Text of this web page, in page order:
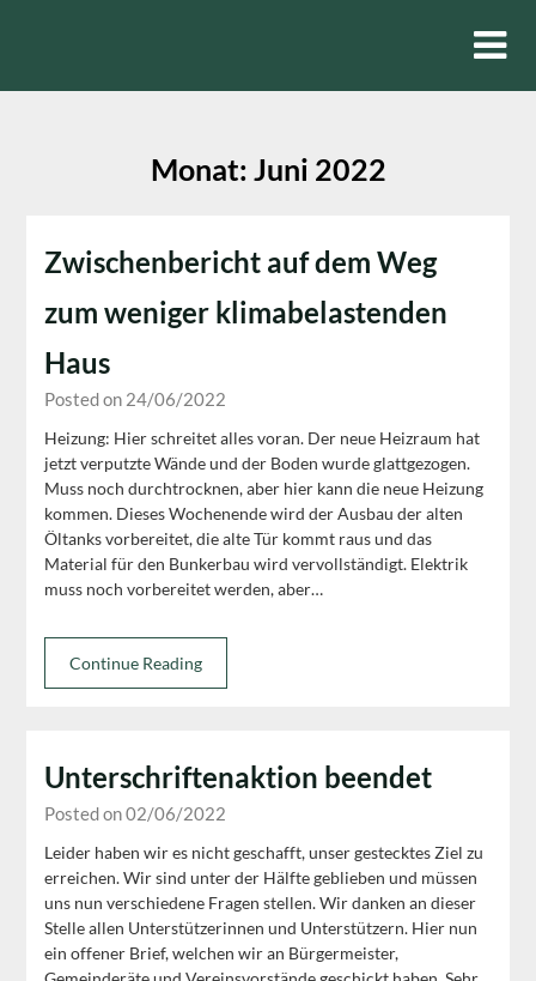
Monat: Juni 2022
Zwischenbericht auf dem Weg
zum weniger klimabelastenden
Haus
Posted on 24/06/2022
Heizung: Hier schreitet alles voran. Der neue Heizraum hat
jetzt verputzte Wände und der Boden wurde glattgezogen.
Muss noch durchtrocknen, aber hier kann die neue Heizung
kommen. Dieses Wochenende wird der Ausbau der alten
Öltanks vorbereitet, die alte Tür kommt raus und das
Material für den Bunkerbau wird vervollständigt. Elektrik
muss noch vorbereitet werden, aber…
Continue Reading
Unterschriftenaktion beendet
Posted on 02/06/2022
Leider haben wir es nicht geschafft, unser gestecktes Ziel zu
erreichen. Wir sind unter der Hälfte geblieben und müssen
uns nun verschiedene Fragen stellen. Wir danken an dieser
Stelle allen Unterstützerinnen und Unterstützern. Hier nun
ein offener Brief, welchen wir an Bürgermeister,